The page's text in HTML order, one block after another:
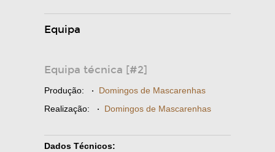
Equipa
Equipa técnica [#2]
Produção: · Domingos de Mascarenhas
Realização: · Domingos de Mascarenhas
Dados Técnicos: